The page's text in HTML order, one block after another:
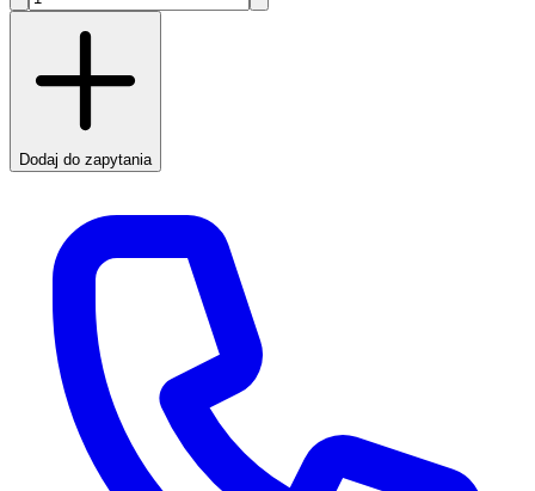
Dodaj do zapytania